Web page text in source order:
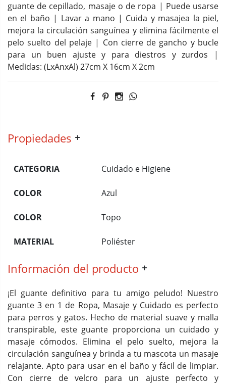
guante de cepillado, masaje o de ropa | Puede usarse
en el baño | Lavar a mano | Cuida y masajea la piel,
mejora la circulación sanguínea y elimina fácilmente el
pelo suelto del pelaje | Con cierre de gancho y bucle
para un buen ajuste y para diestros y zurdos |
Medidas: (LxAnxAl) 27cm X 16cm X 2cm
Propiedades
CATEGORIA Cuidado e Higiene
COLOR Azul
COLOR Topo
MATERIAL Poliéster
Información del producto
¡El guante definitivo para tu amigo peludo! Nuestro
guante 3 en 1 de Ropa, Masaje y Cuidado es perfecto
para perros y gatos. Hecho de material suave y malla
transpirable, este guante proporciona un cuidado y
masaje cómodos. Elimina el pelo suelto, mejora la
circulación sanguínea y brinda a tu mascota un masaje
relajante. Apto para usar en el baño y fácil de limpiar.
Con cierre de velcro para un ajuste perfecto y